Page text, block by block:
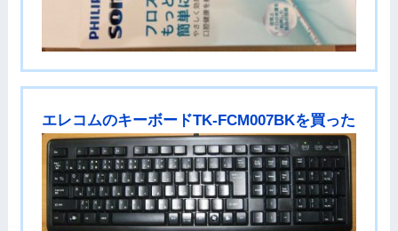
エレコムのキーボードTK-FCM007BKを買った